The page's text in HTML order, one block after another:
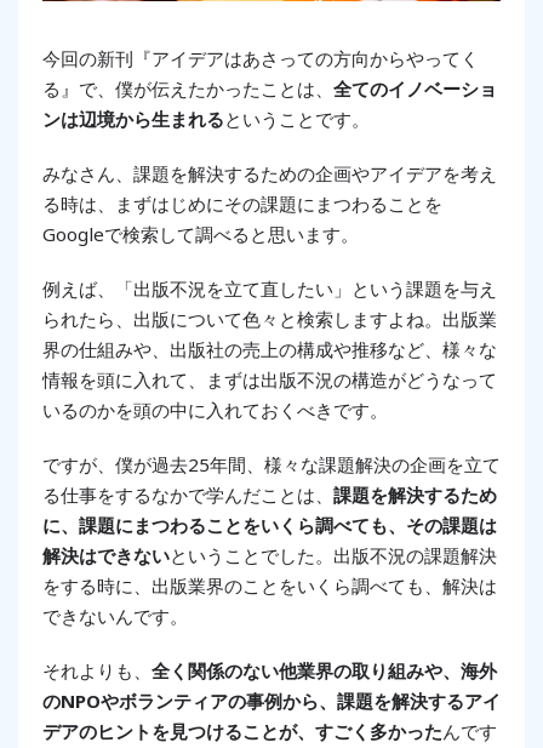
今回の新刊『アイデアはあさっての方向からやってく
る』で、僕が伝えたかったことは、 全てのイノベーショ
ンは辺境から生まれるということです。
みなさん、課題を解決するための企画やアイデアを考え
る時は、まずはじめにその課題にまつわることを
Googleで検索して調べると思います。
例えば、「出版不況を立て直したい」という課題を与え
られたら、出版について色々と検索しますよね。出版業
界の仕組みや、出版社の売上の構成や推移など、様々な
情報を頭に入れて、まずは出版不況の構造がどうなって
いるのかを頭の中に入れておくべきです。
ですが、僕が過去25年間、様々な課題解決の企画を立て
る仕事をするなかで学んだことは、 課題を解決するため
に、課題にまつわることをいくら調べても、その課題は
解決はできないということでした。出版不況の課題解決
をする時に、出版業界のことをいくら調べても、解決は
できないんです。
それよりも、 全く関係のない他業界の取り組みや、海外
のNPOやボランティアの事例から、課題を解決するアイ
デアのヒントを見つけることが、すごく多かったんです